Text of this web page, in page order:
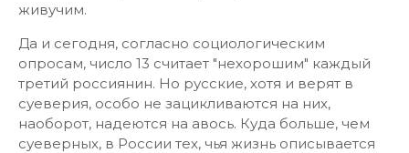
живучим.
Да и сегодня, согласно социологическим
опросам, число 13 считает "нехорошим" каждый
третий россиянин. Но русские, хотя и верят в
суеверия, особо не зацикливаются на них,
наоборот, надеются на авось. Куда больше, чем
суеверных, в России тех, чья жизнь описывается